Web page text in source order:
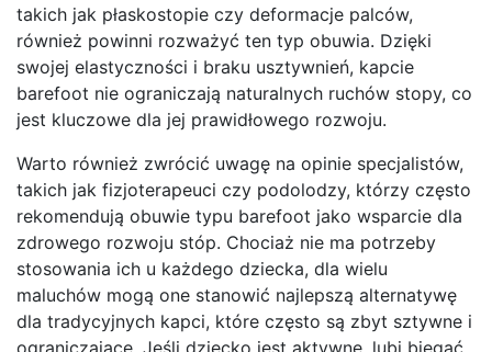
takich jak płaskostopie czy deformacje palców,
również powinni rozważyć ten typ obuwia. Dzięki
swojej elastyczności i braku usztywnień, kapcie
barefoot nie ograniczają naturalnych ruchów stopy, co
jest kluczowe dla jej prawidłowego rozwoju.
Warto również zwrócić uwagę na opinie specjalistów,
takich jak fizjoterapeuci czy podolodzy, którzy często
rekomendują obuwie typu barefoot jako wsparcie dla
zdrowego rozwoju stóp. Chociaż nie ma potrzeby
stosowania ich u każdego dziecka, dla wielu
maluchów mogą one stanowić najlepszą alternatywę
dla tradycyjnych kapci, które często są zbyt sztywne i
ograniczające. Jeśli dziecko jest aktywne, lubi biegać,